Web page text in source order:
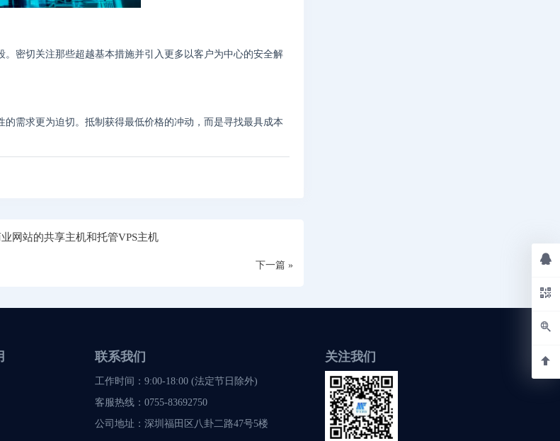
密切关注那些超越基本措施并引入更多以客户为中心的安全解
需求更为迫切。抵制获得最低价格的冲动，而是寻找最具成本
网站的共享主机和托管VPS主机
下一篇 »
联系我们
工作时间：9:00-18:00 (法定节日除外)
客服热线： 0755-83692750
公司地址： 深圳福田区八卦二路47号5楼
关注我们